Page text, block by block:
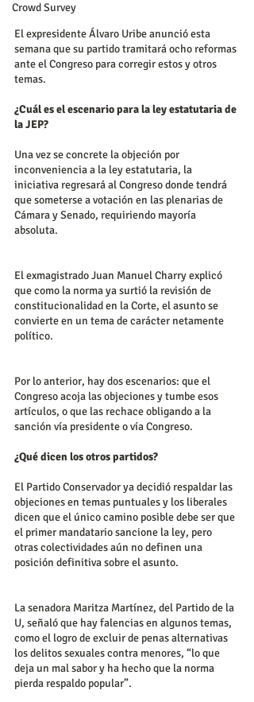
Crowd Survey
El expresidente Álvaro Uribe anunció esta
semana que su partido tramitará ocho reformas
ante el Congreso para corregir estos y otros
temas.
¿Cuál es el escenario para la ley estatutaria de
la JEP?
Una vez se concrete la objeción por
inconveniencia a la ley estatutaria, la
iniciativa regresará al Congreso donde tendrá
que someterse a votación en las plenarias de
Cámara y Senado, requiriendo mayoría
absoluta.
El exmagistrado Juan Manuel Charry explicó
que como la norma ya surtió la revisión de
constitucionalidad en la Corte, el asunto se
convierte en un tema de carácter netamente
político.
Por lo anterior, hay dos escenarios: que el
Congreso acoja las objeciones y tumbe esos
artículos, o que las rechace obligando a la
sanción vía presidente o vía Congreso.
¿Qué dicen los otros partidos?
El Partido Conservador ya decidió respaldar las
objeciones en temas puntuales y los liberales
dicen que el único camino posible debe ser que
el primer mandatario sancione la ley, pero
otras colectividades aún no definen una
posición definitiva sobre el asunto.
La senadora Maritza Martínez, del Partido de la
U, señaló que hay falencias en algunos temas,
como el logro de excluir de penas alternativas
los delitos sexuales contra menores, “lo que
deja un mal sabor y ha hecho que la norma
pierda respaldo popular”.